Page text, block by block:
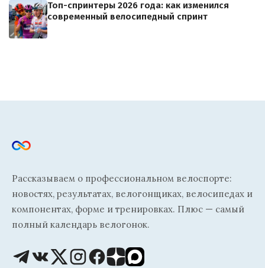
Топ-спринтеры 2026 года: как изменился
современный велосипедный спринт
Рассказываем о профессиональном велоспорте:
новостях, результатах, велогонщиках, велосипедах и
компонентах, форме и тренировках. Плюс — самый
полный календарь велогонок.